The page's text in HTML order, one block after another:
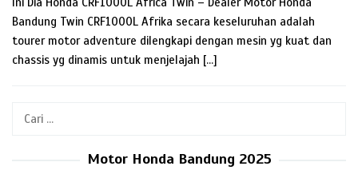
Bandung Twin CRF1000L Afrika secara keseluruhan adalah
tourer motor adventure dilengkapi dengan mesin yg kuat dan
chassis yg dinamis untuk menjelajah […]
Cari
Motor Honda Bandung 2025